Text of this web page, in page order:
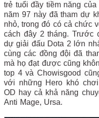
trẻ tuổi đầy tiềm năng
năm 97 này đã tham dự
nhỏ, trong đó có cả chức
cách đây 2 tháng. Trước
dự giải đấu Dota 2 lớn
cùng các đồng đội đã
mà họ đạt được cũng
top 4 và Chowisgood
với những Hero khó
OD hay cả khả năng
Anti Mage, Ursa.